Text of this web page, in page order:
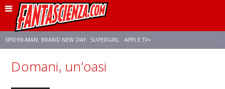
SPIDER-MAN: BRAND NEW DAY SUPERGIRL APPLE TV+
FRANCO RICCIARDIELLO ZENDAYA STAR TREK
Domani, un’oasi